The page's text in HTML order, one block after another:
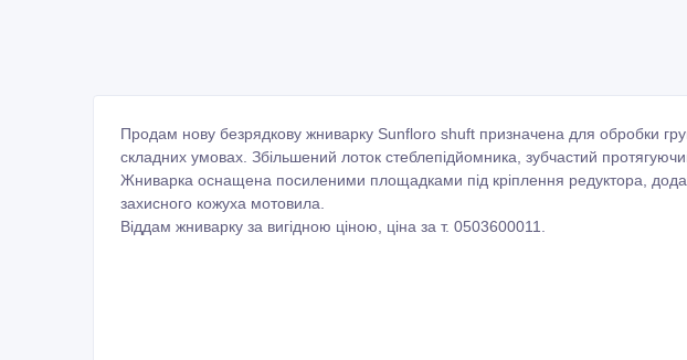
Продам нову безрядкову жниварку Sunfloro shuft призначена для обробки
складних умовах. Збільшений лоток стеблепідйомника, зубчастий
Жниварка оснащена посиленими площадками під кріплення редуктора,
захисного кожуха мотовила.
Віддам жниварку за вигідною ціною, ціна за т. 0503600011.